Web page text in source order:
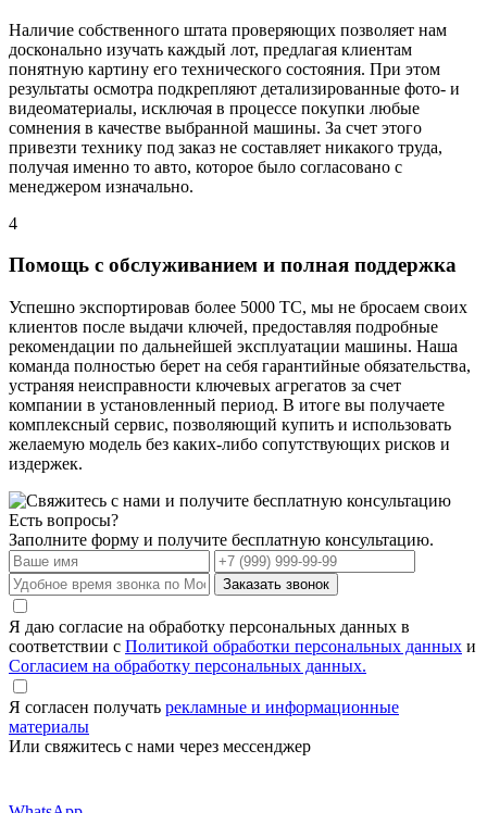
Наличие собственного штата проверяющих позволяет нам
досконально изучать каждый лот, предлагая клиентам
понятную картину его технического состояния. При этом
результаты осмотра подкрепляют детализированные фото- и
видеоматериалы, исключая в процессе покупки любые
сомнения в качестве выбранной машины. За счет этого
привезти технику под заказ не составляет никакого труда,
получая именно то авто, которое было согласовано с
менеджером изначально.
4
Помощь с обслуживанием и полная поддержка
Успешно экспортировав более 5000 ТС, мы не бросаем своих
клиентов после выдачи ключей, предоставляя подробные
рекомендации по дальнейшей эксплуатации машины. Наша
команда полностью берет на себя гарантийные обязательства,
устраняя неисправности ключевых агрегатов за счет
компании в установленный период. В итоге вы получаете
комплексный сервис, позволяющий купить и использовать
желаемую модель без каких-либо сопутствующих рисков и
издержек.
Есть вопросы?
Заполните форму и получите бесплатную консультацию.
Заказать звонок
Я даю согласие на обработку персональных данных в
соответствии с Политикой обработки персональных данных и
Согласием на обработку персональных данных.
Я согласен получать рекламные и информационные
материалы
Или свяжитесь с нами через мессенджер